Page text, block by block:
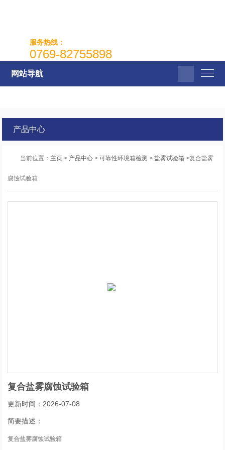
服务热线：
0769-82755898
网站导航
产品中心
当前位置： 主页 > 产品中心 >可靠性环境箱检测 >盐雾试验箱 >复合盐雾
腐蚀试验箱
复合盐雾腐蚀试验箱
更新时间：2026-07-08
简要描述：
复合盐雾腐蚀试验箱